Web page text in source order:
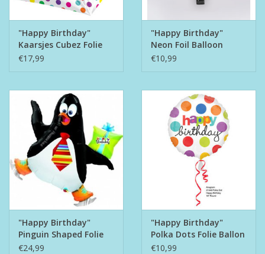
"Happy Birthday"
Kaarsjes Cubez Folie
Ballon
€17,99
"Happy Birthday"
Neon Foil Balloon
€10,99
"Happy Birthday"
Pinguin Shaped Folie
Ballon
€24,99
"Happy Birthday"
Polka Dots Folie Ballon
€10,99